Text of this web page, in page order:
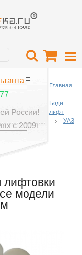
России!
с 2009г
Главная
Боди
лифт
УАЗ
лифтовки
модели